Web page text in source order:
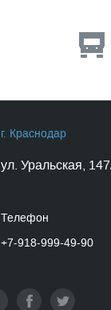
г. Краснодар
ул. Уральская,
Телефон
+7-918-999-49-90